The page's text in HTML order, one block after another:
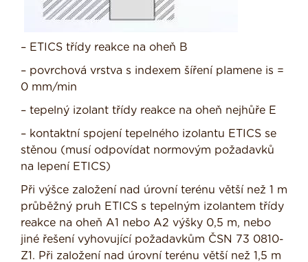
– ETICS třídy reakce na oheň B
– povrchová vrstva s indexem šíření plamene is =
0 mm/min
– tepelný izolant třídy reakce na oheň nejhůře E
– kontaktní spojení tepelného izolantu ETICS se
stěnou (musí odpovídat normovým požadavků
na lepení ETICS)
Při výšce založení nad úrovní terénu větší než 1 m
průběžný pruh ETICS s tepelným izolantem třídy
reakce na oheň A1 nebo A2 výšky 0,5 m, nebo
jiné řešení vyhovující požadavkům ČSN 73 0810-
Z1. Při založení nad úrovní terénu větší než 1,5 m